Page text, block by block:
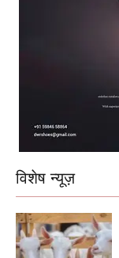
विशेष न्यूज़